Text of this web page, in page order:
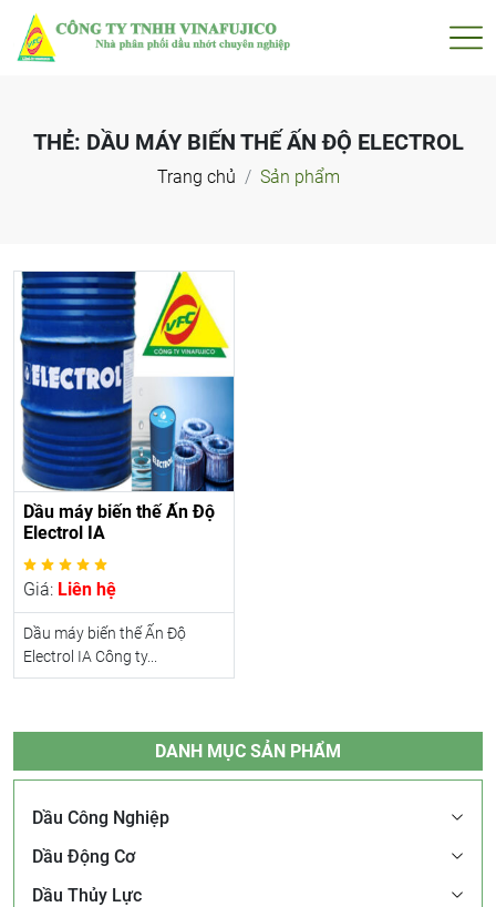
THẺ: DẦU MÁY BIẾN THẾ ẤN ĐỘ ELECTROL
Trang chủ Sản phẩm
Dầu máy biến thế Ấn Độ
Electrol IA
Giá: Liên hệ
Dầu máy biến thế Ấn Độ
Electrol IA Công ty...
DANH MỤC SẢN PHẨM
Dầu Công Nghiệp
Dầu Động Cơ
Dầu Thủy Lực